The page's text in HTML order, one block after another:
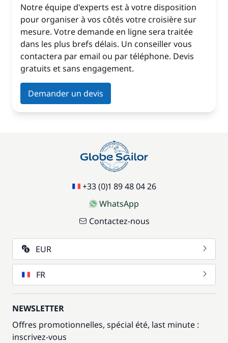
Notre équipe d'experts est à votre disposition
pour organiser à vos côtés votre croisière sur
mesure. Votre demande en ligne sera traitée
dans les plus brefs délais. Un conseiller vous
contactera par email ou par téléphone. Devis
gratuits et sans engagement.
Demander un devis
+33 (0)1 89 48 04 26
WhatsApp
Contactez-nous
EUR
FR
NEWSLETTER
Offres promotionnelles, spécial été, last minute :
inscrivez-vous